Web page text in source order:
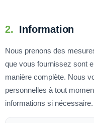
2. Information
Nous prenons des
que vous fournissez sont
manière complète. Nous
personnelles à tout
informations si nécessaire.